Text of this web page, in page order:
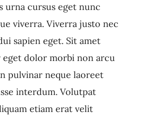
urna cursus eget nunc
viverra. Viverra justo nec
sapien eget. Sit amet
dolor morbi non arcu
pulvinar neque laoreet
interdum. Volutpat
etiam erat velit